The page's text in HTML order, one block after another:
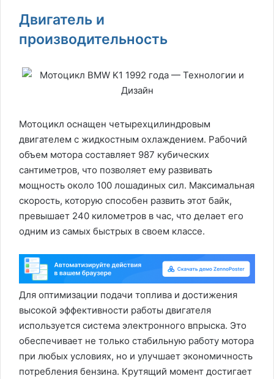
Двигатель и
производительность
Мотоцикл оснащен четырехцилиндровым
двигателем с жидкостным охлаждением. Рабочий
объем мотора составляет 987 кубических
сантиметров, что позволяет ему развивать
мощность около 100 лошадиных сил. Максимальная
скорость, которую способен развить этот байк,
превышает 240 километров в час, что делает его
одним из самых быстрых в своем классе.
Для оптимизации подачи топлива и достижения
высокой эффективности работы двигателя
используется система электронного впрыска. Это
обеспечивает не только стабильную работу мотора
при любых условиях, но и улучшает экономичность
потребления бензина. Крутящий момент достигает